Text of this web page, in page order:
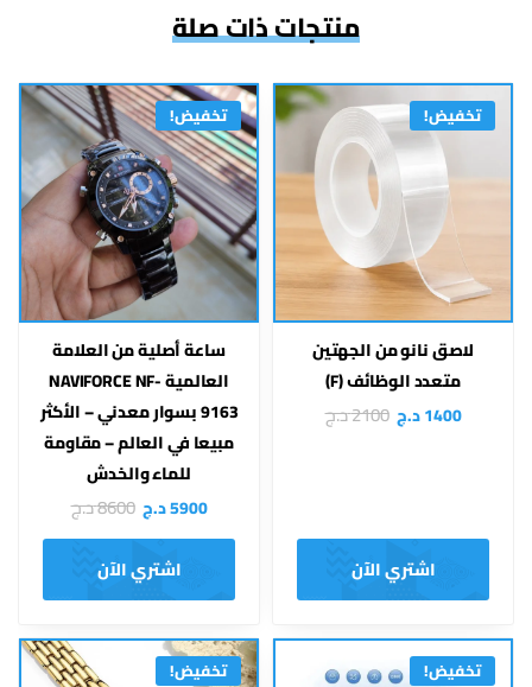
منتجات ذات صلة
تخفيض!
لاصق نانو من الجهتين
متعدد الوظائف (F)
1400د.ج 2100د.ج
اشتري الآن
تخفيض!
ساعة أصلية من العلامة
العالمية NAVIFORCE NF-
9163 بسوار معدني – الأكثر
مبيعا في العالم – مقاومة
للماء والخدش
5900د.ج 8600د.ج
اشتري الآن
تخفيض! تخفيض!